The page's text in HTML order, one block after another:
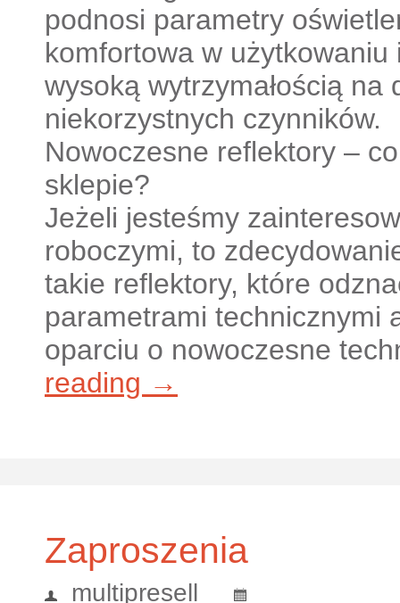
podnosi parametry
komfortowa w
wysoką wytrzymałością na
niekorzystnych czynników.
Nowoczesne reflektory –
sklepie?
Jeżeli jesteśmy
roboczymi, to
takie reflektory, które
parametrami technicznymi
oparciu o nowoczesne
reading →
Zaproszenia
multipresell